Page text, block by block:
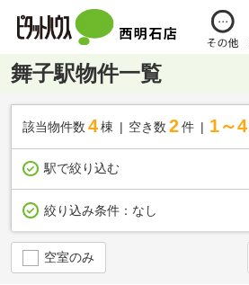
舞子駅物件一覧
該当物件数 4棟 空き数 2 件 1～4
駅で絞り込む
絞り込み条件： なし
空室のみ